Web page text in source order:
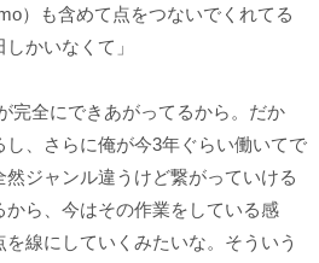
）も含めて点をつないでくれてる
かいなくて」
完全にできあがってるから。だか
し、さらに俺が今3年ぐらい働いてで
ジャンル違うけど繋がっていける
ら、今はその作業をしている感
線にしていくみたいな。そういう